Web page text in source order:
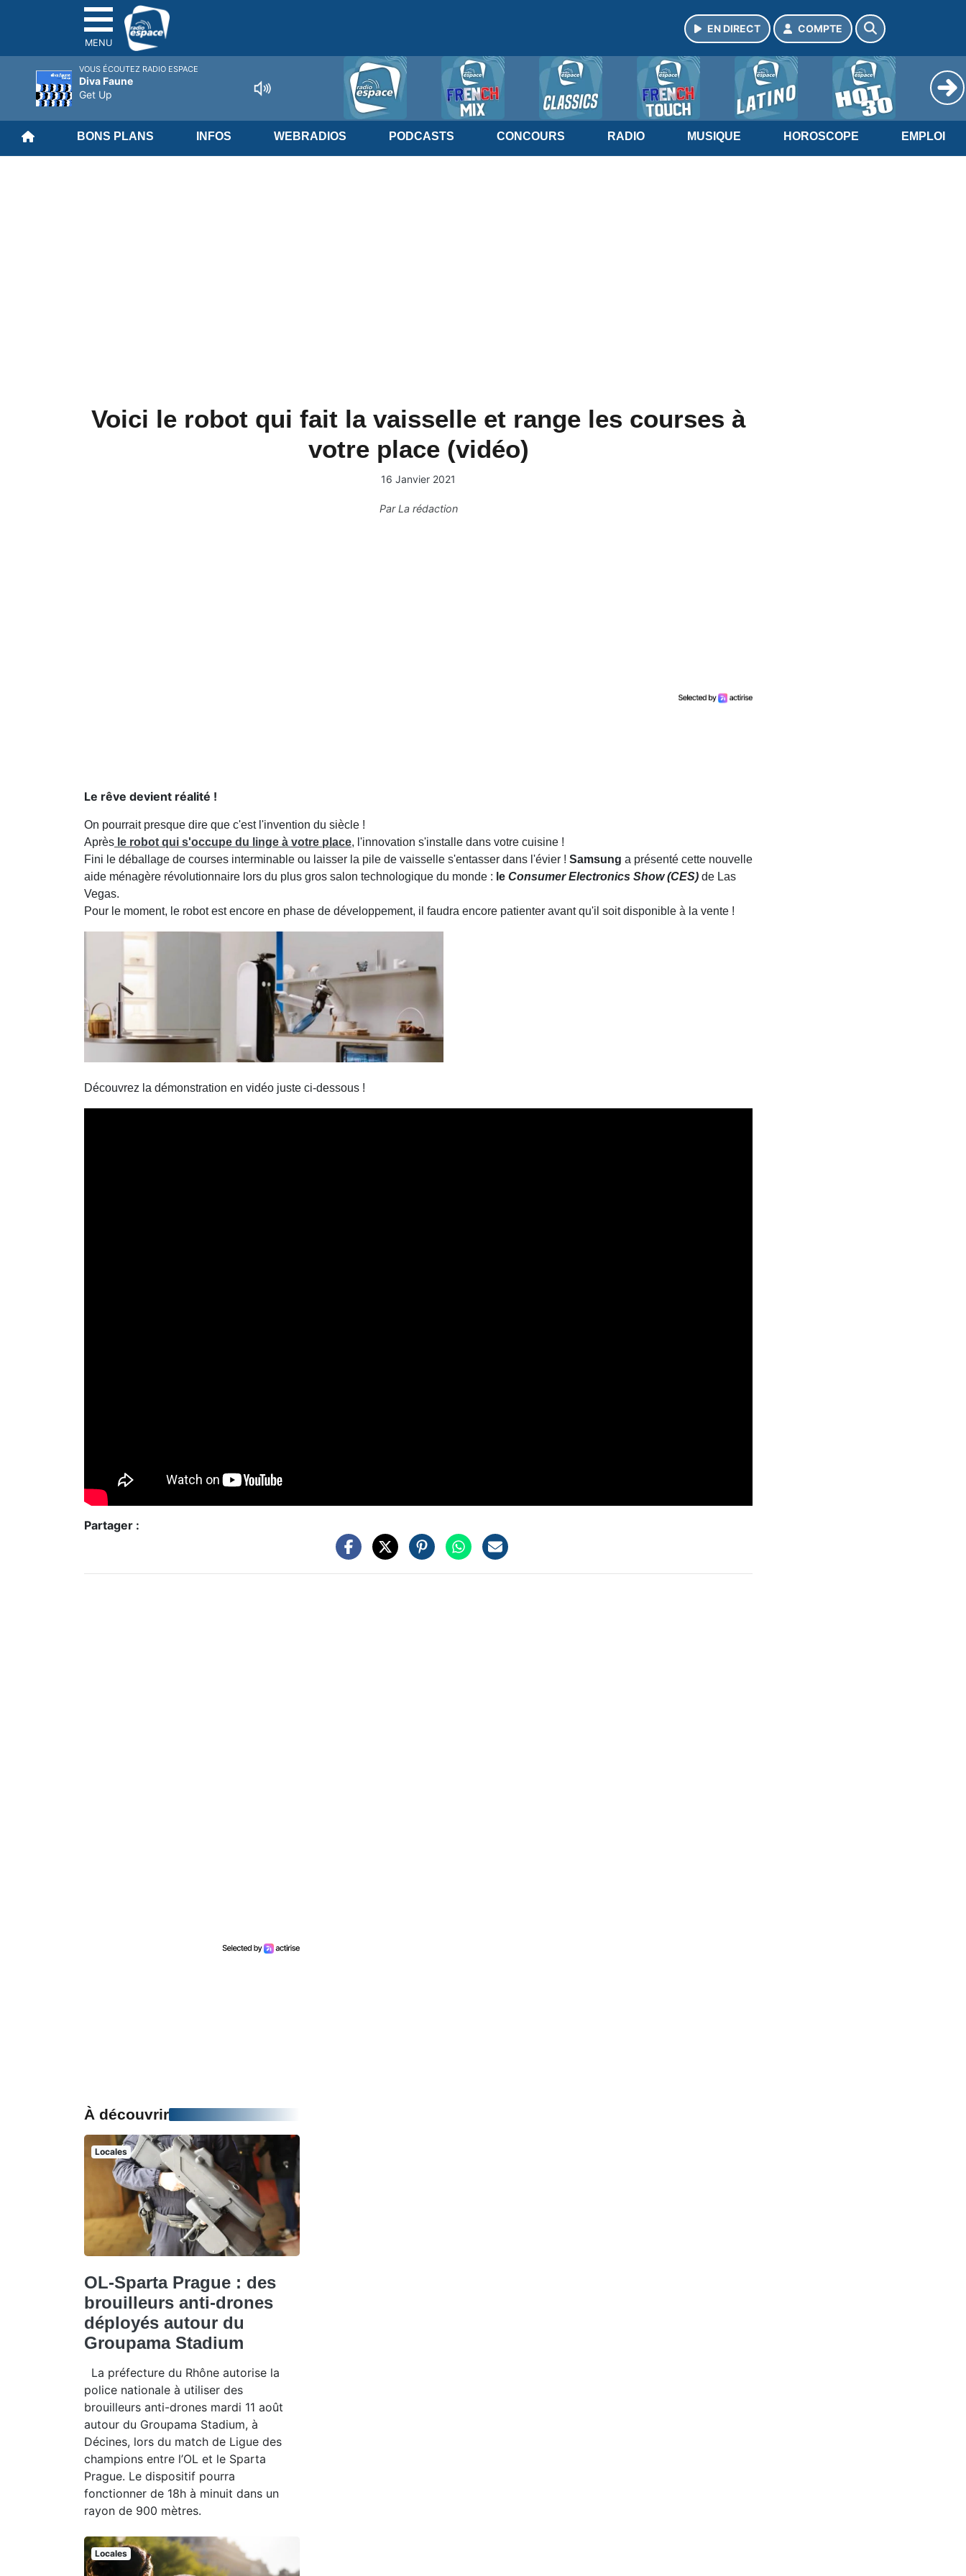
MENU
EN DIRECT COMPTE
BONS PLANS INFOS WEBRADIOS PODCASTS CONCOURS RADIO MUSIQUE HOROSCOPE EMPLOI
Voici le robot qui fait la vaisselle et range les courses à
votre place (vidéo)
16 Janvier 2021
ParLa rédaction
Le rêve devient réalité !
On pourrait presque dire que c'est l'invention du siècle !
Après le robot qui s'occupe du linge à votre place, l'innovation s'installe dans votre cuisine !
Fini le déballage de courses interminable ou laisser la pile de vaisselle s'entasser dans l'évier ! Samsung a présenté cette nouvelle
aide ménagère révolutionnaire lors du plus gros salon technologique du monde : le Consumer Electronics Show (CES) de Las
Vegas.
Pour le moment, le robot est encore en phase de développement, il faudra encore patienter avant qu'il soit disponible à la vente !
Découvrez la démonstration en vidéo juste ci-dessous !
Partager :
À découvrir
Locales
OL-Sparta Prague : des
brouilleurs anti-drones
déployés autour du
Groupama Stadium
La préfecture du Rhône autorise la
police nationale à utiliser des
brouilleurs anti-drones mardi 11 août
autour du Groupama Stadium, à
Décines, lors du match de Ligue des
champions entre l’OL et le Sparta
Prague. Le dispositif pourra
fonctionner de 18h à minuit dans un
rayon de 900 mètres.
Locales
VOUS ÉCOUTEZ RADIO ESPACE
Diva Faune
Get Up